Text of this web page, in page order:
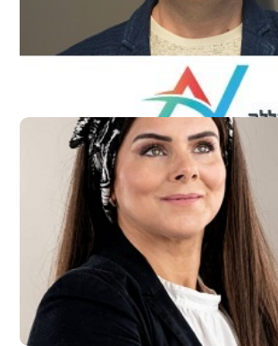
הספר למינהל עסקים, האקדמית נתניה
לילך כהן
סוכנת ביטוח לארגונים